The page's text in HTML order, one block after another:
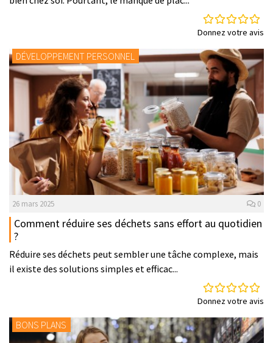
Donnez votre avis
DÉVELOPPEMENT PERSONNEL
26 mars 2025 0
Comment réduire ses déchets sans effort au quotidien
?
Réduire ses déchets peut sembler une tâche complexe, mais
il existe des solutions simples et efficac...
Donnez votre avis
BONS PLANS